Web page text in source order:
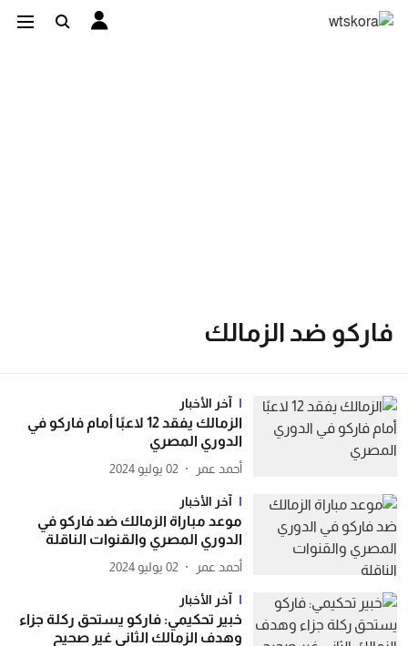
فاركو ضد الزمالك
آخر الأخبار
الزمالك يفقد 12 لاعبًا أمام فاركو في
الدوري المصري
أحمد عمر 02 يوليو 2024
آخر الأخبار
موعد مباراة الزمالك ضد فاركو في
الدوري المصري والقنوات الناقلة
أحمد عمر 02 يوليو 2024
آخر الأخبار
خبير تحكيمي: فاركو يستحق ركلة جزاء
وهدف الزمالك الثاني غير صحيح